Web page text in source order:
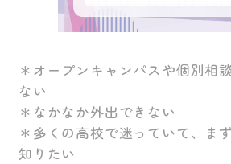
＊オープンキャンパスや個別相
ない
＊なかなか外出できない
＊多くの高校で迷っていて、ま
知りたい